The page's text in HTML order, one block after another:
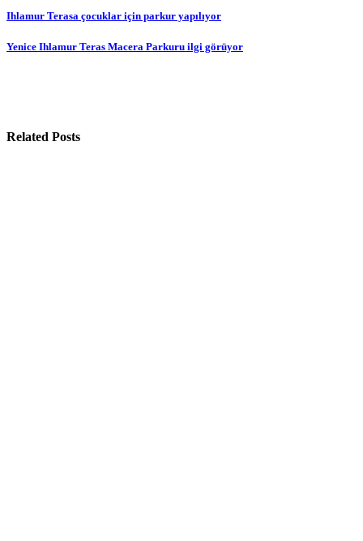
Yazı
gezinmesi
Ihlamur Terasa çocuklar için parkur yapılıyor
Yenice Ihlamur Teras Macera Parkuru ilgi görüyor
Related Posts